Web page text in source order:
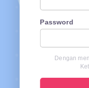
Password
Dengan